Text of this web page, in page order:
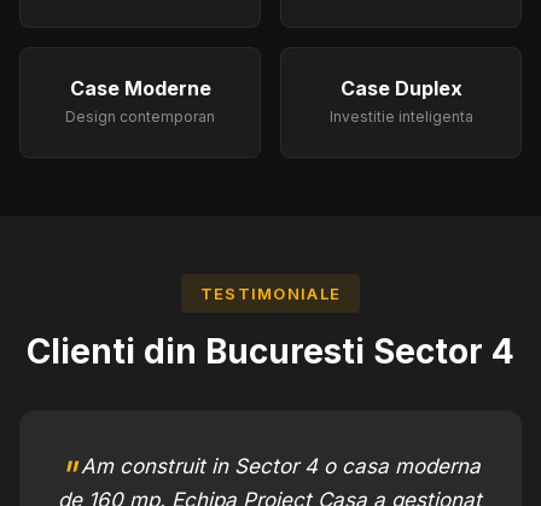
Case Moderne
Design contemporan
Case Duplex
Investitie inteligenta
TESTIMONIALE
Clienti din Bucuresti Sector 4
Am construit in Sector 4 o casa moderna
de 160 mp. Echipa Proiect Casa a gestionat